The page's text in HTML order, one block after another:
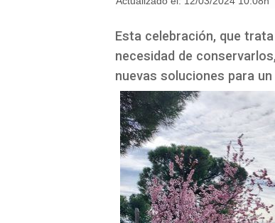
Esta celebración, que
necesidad de
nuevas soluciones para